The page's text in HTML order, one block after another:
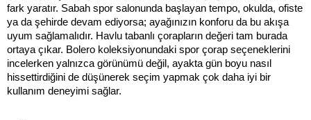
fark yaratır. Sabah spor salonunda başlayan tempo, okulda, ofiste
ya da şehirde devam ediyorsa; ayağınızın konforu da bu akışa
uyum sağlamalıdır. Havlu tabanlı çorapların değeri tam burada
ortaya çıkar. Bolero koleksiyonundaki spor çorap seçeneklerini
incelerken yalnızca görünümü değil, ayakta gün boyu nasıl
hissettirdiğini de düşünerek seçim yapmak çok daha iyi bir
kullanım deneyimi sağlar.